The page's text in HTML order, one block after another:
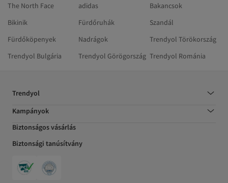
The North Face
adidas
Bakancsok
Bikinik
Fürdőruhák
Szandál
Fürdőköpenyek
Nadrágok
Trendyol Törökország
Trendyol Bulgária
Trendyol Görögország Trendyol Románia
Trendyol
Kampányok
Biztonságos vásárlás
Biztonsági tanúsítvány